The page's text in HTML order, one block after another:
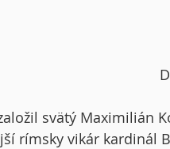
svätý Maximilián
rímsky vikár kardinál